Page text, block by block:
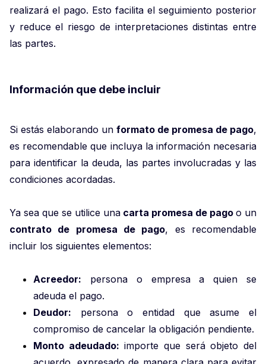
realizará el pago. Esto facilita el seguimiento posterior
y reduce el riesgo de interpretaciones distintas entre
las partes.
Información que debe incluir
Si estás elaborando un formato de promesa de pago,
es recomendable que incluya la información necesaria
para identificar la deuda, las partes involucradas y las
condiciones acordadas.
Ya sea que se utilice una carta promesa de pago o un
contrato de promesa de pago, es recomendable
incluir los siguientes elementos:
Acreedor: persona o empresa a quien se
adeuda el pago.
Deudor: persona o entidad que asume el
compromiso de cancelar la obligación pendiente.
Monto adeudado: importe que será objeto del